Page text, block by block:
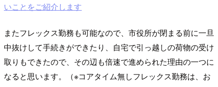
いことをご紹介します
またフレックス勤務も可能なので、市役所が閉まる前に一旦
中抜けして手続きができたり、自宅で引っ越しの荷物の受け
取りもできたので、その辺も倍速で進められた理由の一つに
なると思います。（※コアタイム無しフレックス勤務は、お